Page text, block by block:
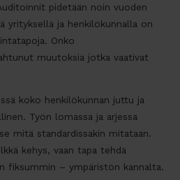
pidetään noin vuoden
yrityksellä ja henkilökunnalla on
Onko
muutoksia jotka vaativat
koko henkilökunnan juttu ja
Työn lomassa ja arjessa
mitä standardissakin mitataan.
kehys, vaan tapa tehdä
fiksummin – ympäristön kannalta.